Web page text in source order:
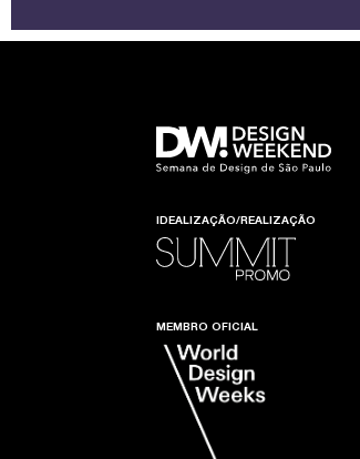
IDEALIZAÇÃO/REALIZAÇÃO
MEMBRO OFICIAL